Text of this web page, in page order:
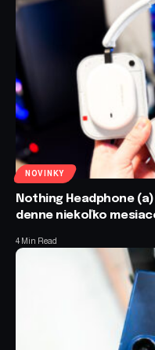
NOVINKY
Nothing Headphone
denne niekoľko
4 Min Read